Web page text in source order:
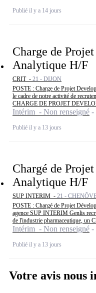
Publié il y a 14 jours
Charge de
Analytique H/F
CRIT - 21 - DIJON
POSTE : Charge de Projet
le cadre de notre activité de
CHARGE DE PROJET
Intérim - Non renseigné
Publié il y a 13 jours
Chargé de
Analytique H/F
SUP INTERIM - 21 -
POSTE : Chargé de Projet
agence SUP INTERIM Genlis
de l'industrie pharmaceutique, un
Intérim - Non renseigné
Publié il y a 13 jours
Votre avis nous